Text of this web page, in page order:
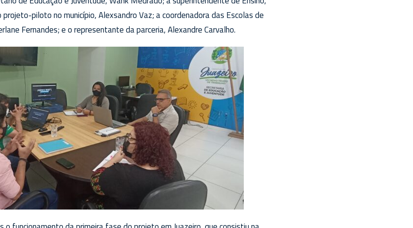
projeto-piloto no município, Alexsandro Vaz; a coordenadora das Escolas de
Fernandes; e o representante da parceria, Alexandre Carvalho.